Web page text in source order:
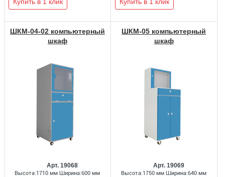
ШКМ-04-02 компьютерный
шкаф
Арт. 19068
Высота:1710 мм Ширина:600 мм
ШКМ-05 компьютерный
шкаф
Арт. 19069
Высота:1750 мм Ширина:640 мм